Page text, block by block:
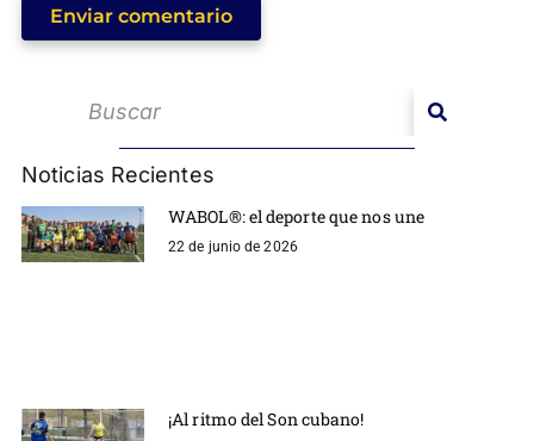
Enviar comentario
Noticias Recientes
WABOL®: el deporte que nos une
22 de junio de 2026
¡Al ritmo del Son cubano!